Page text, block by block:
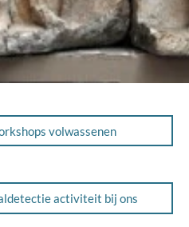
volwassenen
activiteit bij ons